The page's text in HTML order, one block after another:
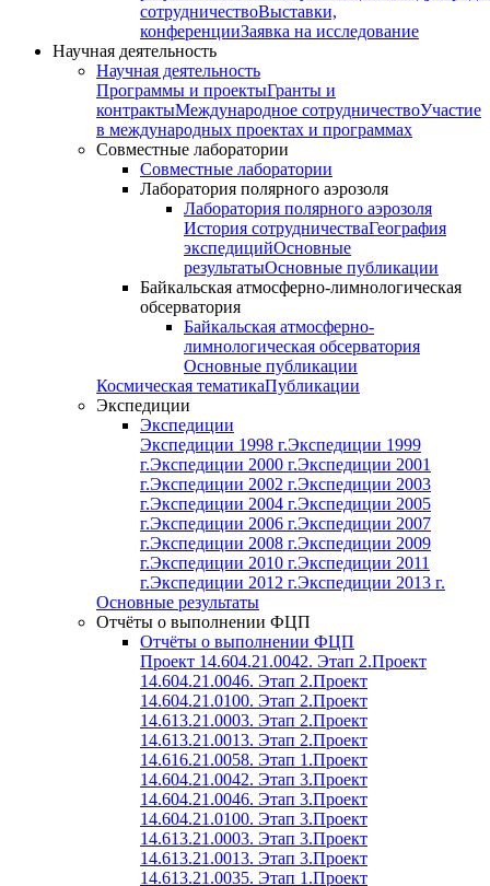
сотрудничествоВыставки,
конференцииЗаявка на исследование
Научная деятельность
Научная деятельность
Программы и проектыГранты и
контрактыМеждународное сотрудничествоУчастие
в международных проектах и программах
Совместные лаборатории
Совместные лаборатории
Лаборатория полярного аэрозоля
Лаборатория полярного аэрозоля
История сотрудничестваГеография
экспедицийОсновные
результатыОсновные публикации
Байкальская атмосферно-лимнологическая
обсерватория
Байкальская атмосферно-
лимнологическая обсерватория
Основные публикации
Космическая тематикаПубликации
Экспедиции
Экспедиции
Экспедиции 1998 г.Экспедиции 1999
г.Экспедиции 2000 г.Экспедиции 2001
г.Экспедиции 2002 г.Экспедиции 2003
г.Экспедиции 2004 г.Экспедиции 2005
г.Экспедиции 2006 г.Экспедиции 2007
г.Экспедиции 2008 г.Экспедиции 2009
г.Экспедиции 2010 г.Экспедиции 2011
г.Экспедиции 2012 г.Экспедиции 2013 г.
Основные результаты
Отчёты о выполнении ФЦП
Отчёты о выполнении ФЦП
Проект 14.604.21.0042. Этап 2.Проект
14.604.21.0046. Этап 2.Проект
14.604.21.0100. Этап 2.Проект
14.613.21.0003. Этап 2.Проект
14.613.21.0013. Этап 2.Проект
14.616.21.0058. Этап 1.Проект
14.604.21.0042. Этап 3.Проект
14.604.21.0046. Этап 3.Проект
14.604.21.0100. Этап 3.Проект
14.613.21.0003. Этап 3.Проект
14.613.21.0013. Этап 3.Проект
14.613.21.0035. Этап 1.Проект